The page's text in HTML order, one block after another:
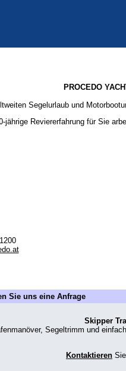
PROCEDO
Segelurlaub und
jährige Reviererfahrung für Sie
Sie uns eine Anfrage
Skipper
Segeltrimm und
Kontaktieren